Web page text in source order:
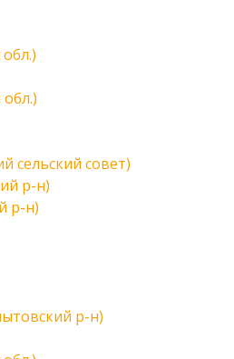
сельский совет)
р-н)
р-н)
р-н)